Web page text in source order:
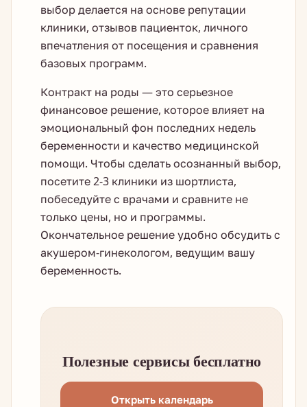
выбор делается на основе репутации
клиники, отзывов пациенток, личного
впечатления от посещения и сравнения
базовых программ.
Контракт на роды — это серьезное
финансовое решение, которое влияет на
эмоциональный фон последних недель
беременности и качество медицинской
помощи. Чтобы сделать осознанный выбор,
посетите 2-3 клиники из шортлиста,
побеседуйте с врачами и сравните не
только цены, но и программы.
Окончательное решение удобно обсудить с
акушером-гинекологом, ведущим вашу
беременность.
Полезные сервисы бесплатно
Открыть календарь